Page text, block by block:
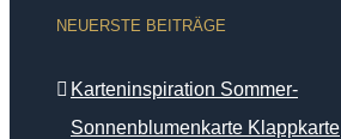
NEUERSTE BEITRÄGE
Karteninspiration Sommer-
Sonnenblumenkarte Klappkarte